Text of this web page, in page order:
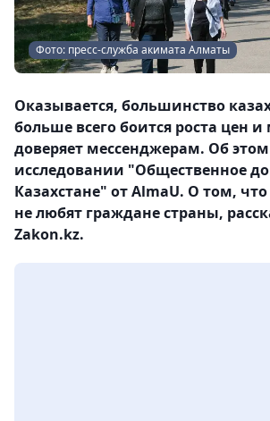
Фото: пресс-служба акимата Алматы
Оказывается, большинство
больше всего боится роста цен
доверяет мессенджерам. Об этом
исследовании "Общественное
Казахстане" от AlmaU. О том,
не любят граждане страны,
Zakon.kz.